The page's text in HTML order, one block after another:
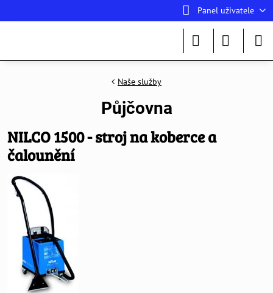
Panel uživatele
Naše služby
Půjčovna
NILCO 1500 - stroj na koberce a
čalounění